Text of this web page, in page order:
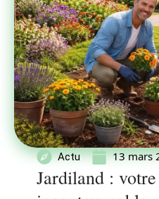
Actu 13 mars
Jardiland :